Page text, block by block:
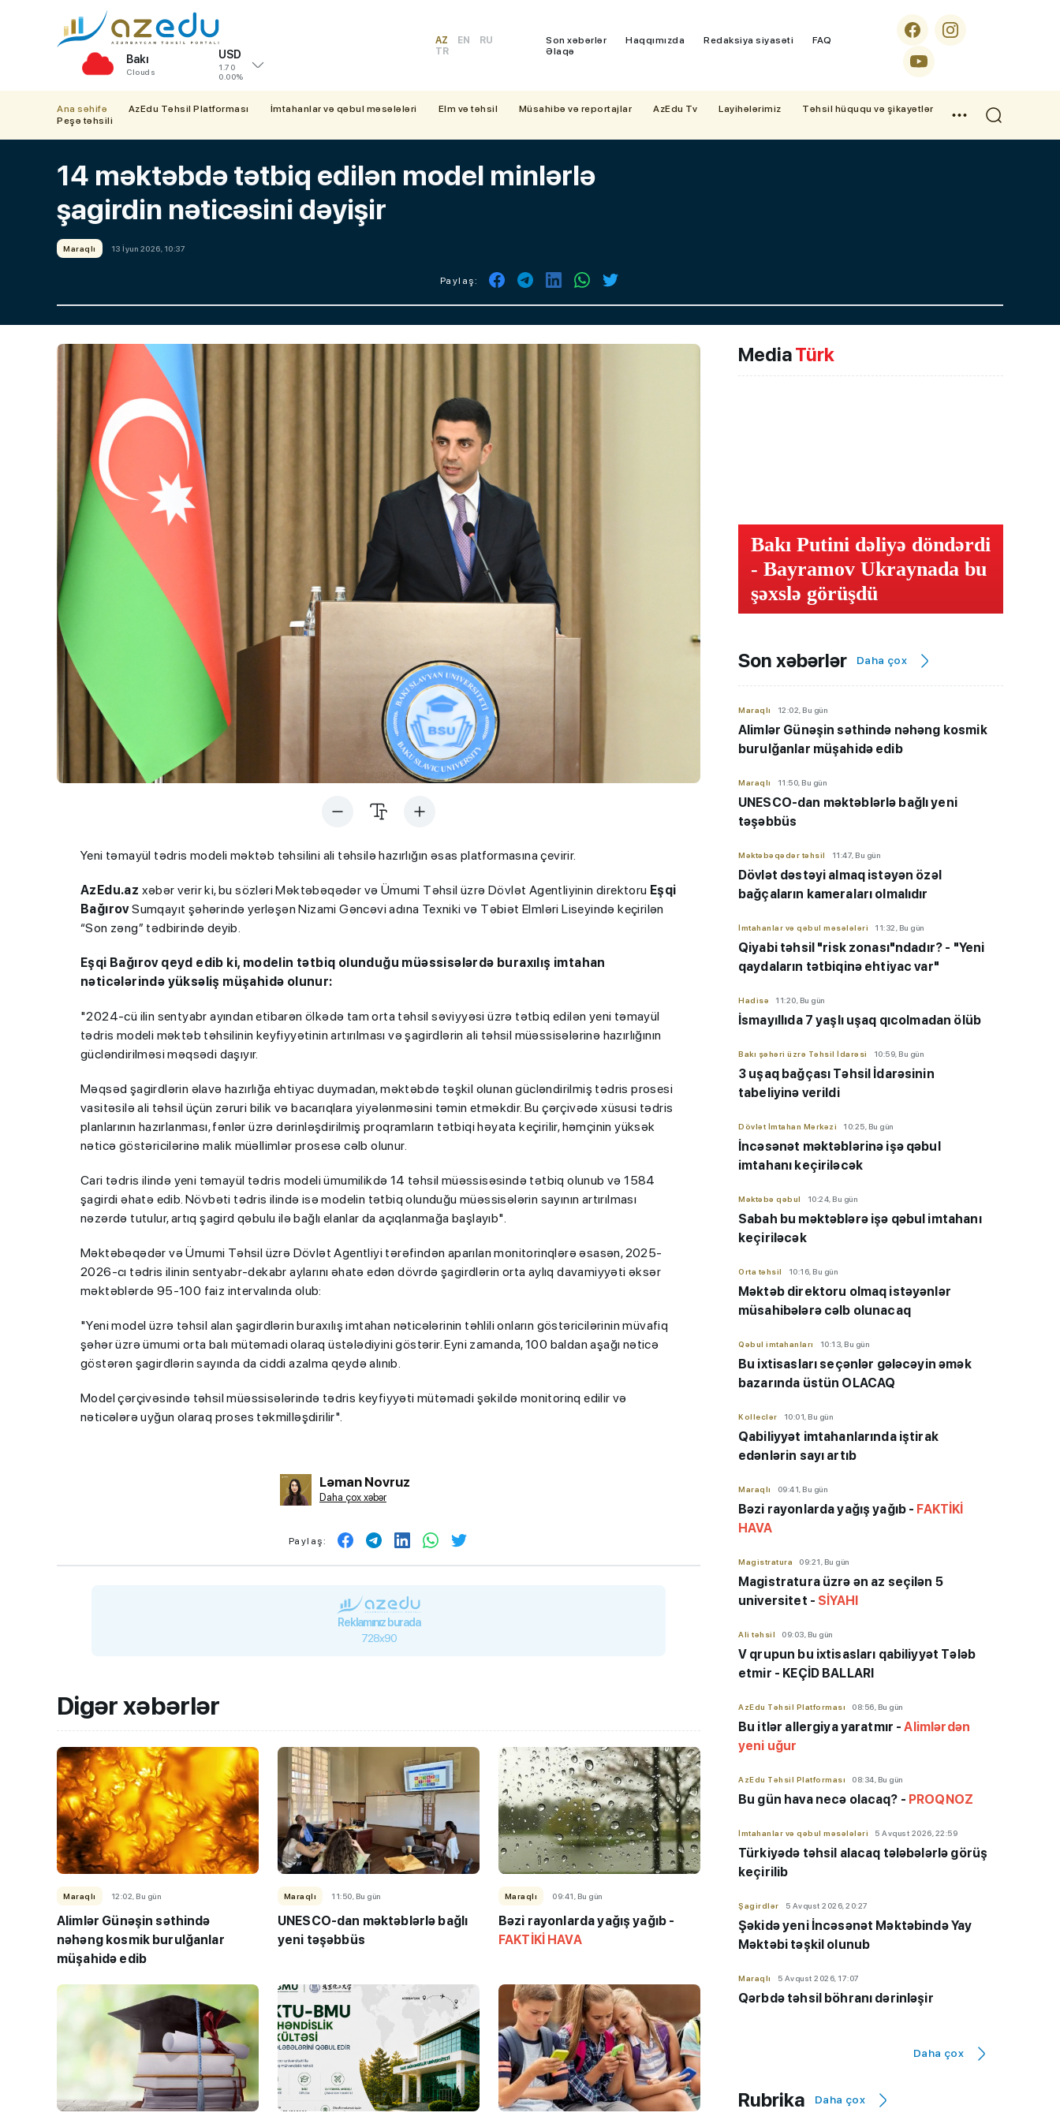
Bakı
Clouds
USD
1.70
0.00%
AZ EN
RU
TR
Son xəbərlər Haqqımızda Redaksiya siyasəti
FAQ
Əlaqə
Ana səhifə AzEdu Təhsil Platforması İmtahanlar və qəbul məsələləri Elm və təhsil Müsahibə və reportajlar AzEdu Tv Layihələrimiz
Təhsil hüququ və şikayətlər
Peşə təhsili
14 məktəbdə tətbiq edilən model minlərlə
şagirdin nəticəsini dəyişir
Maraqlı 13 İyun 2026, 10:37
Paylaş:
Yeni təmayül tədris modeli məktəb təhsilini ali təhsilə hazırlığın əsas platformasına çevirir.
AzEdu.az xəbər verir ki, bu sözləri Məktəbəqədər və Ümumi Təhsil üzrə Dövlət Agentliyinin direktoru Eşqi
BağırovSumqayıt şəhərində yerləşən Nizami Gəncəvi adına Texniki və Təbiət Elmləri Liseyində keçirilən
“Son zəng” tədbirində deyib.
Eşqi Bağırov qeyd edib ki, modelin tətbiq olunduğu müəssisələrdə buraxılış imtahan
nəticələrində yüksəliş müşahidə olunur:
"2024-cü ilin sentyabr ayından etibarən ölkədə tam orta təhsil səviyyəsi üzrə tətbiq edilən yeni təmayül
tədris modeli məktəb təhsilinin keyfiyyətinin artırılması və şagirdlərin ali təhsil müəssisələrinə hazırlığının
gücləndirilməsi məqsədi daşıyır.
Məqsəd şagirdlərin əlavə hazırlığa ehtiyac duymadan, məktəbdə təşkil olunan gücləndirilmiş tədris prosesi
vasitəsilə ali təhsil üçün zəruri bilik və bacarıqlara yiyələnməsini təmin etməkdir. Bu çərçivədə xüsusi tədris
planlarının hazırlanması, fənlər üzrə dərinləşdirilmiş proqramların tətbiqi həyata keçirilir, həmçinin yüksək
nəticə göstəricilərinə malik müəllimlər prosesə cəlb olunur.
Cari tədris ilində yeni təmayül tədris modeli ümumilikdə 14 təhsil müəssisəsində tətbiq olunub və 1584
şagirdi əhatə edib. Növbəti tədris ilində isə modelin tətbiq olunduğu müəssisələrin sayının artırılması
nəzərdə tutulur, artıq şagird qəbulu ilə bağlı elanlar da açıqlanmağa başlayıb".
Məktəbəqədər və Ümumi Təhsil üzrə Dövlət Agentliyi tərəfindən aparılan monitorinqlərə əsasən, 2025-
2026-cı tədris ilinin sentyabr-dekabr aylarını əhatə edən dövrdə şagirdlərin orta aylıq davamiyyəti əksər
məktəblərdə 95-100 faiz intervalında olub:
"Yeni model üzrə təhsil alan şagirdlərin buraxılış imtahan nəticələrinin təhlili onların göstəricilərinin müvafiq
şəhər üzrə ümumi orta balı mütəmadi olaraq üstələdiyini göstərir. Eyni zamanda, 100 baldan aşağı nəticə
göstərən şagirdlərin sayında da ciddi azalma qeydə alınıb.
Model çərçivəsində təhsil müəssisələrində tədris keyfiyyəti mütəmadi şəkildə monitorinq edilir və
nəticələrə uyğun olaraq proses təkmilləşdirilir".
Ləman Novruz
Daha çox xəbər
Paylaş:
Reklamınız burada
728x90
Digər xəbərlər
Maraqlı 12:02, Bu gün
Alimlər Günəşin səthində
nəhəng kosmik burulğanlar
müşahidə edib
Maraqlı 11:50, Bu gün
UNESCO-dan məktəblərlə bağlı
yeni təşəbbüs
Maraqlı 09:41, Bu gün
Bəzi rayonlarda yağış yağıb -
FAKTİKİ HAVA
MediaTürk
Bakı Putini dəliyə döndərdi
- Bayramov Ukraynada bu
şəxslə görüşdü
Son xəbərlər Daha çox
Maraqlı 12:02, Bu gün
Alimlər Günəşin səthində nəhəng kosmik
burulğanlar müşahidə edib
Maraqlı 11:50, Bu gün
UNESCO-dan məktəblərlə bağlı yeni
təşəbbüs
Məktəbəqədər təhsil 11:47, Bu gün
Dövlət dəstəyi almaq istəyən özəl
bağçaların kameraları olmalıdır
İmtahanlar və qəbul məsələləri 11:32, Bu gün
Qiyabi təhsil "risk zonası"ndadır? - "Yeni
qaydaların tətbiqinə ehtiyac var"
Hadisə 11:20, Bu gün
İsmayıllıda 7 yaşlı uşaq qıcolmadan ölüb
Bakı şəhəri üzrə Təhsil İdarəsi 10:59, Bu gün
3 uşaq bağçası Təhsil İdarəsinin
tabeliyinə verildi
Dövlət İmtahan Mərkəzi 10:25, Bu gün
İncəsənət məktəblərinə işə qəbul
imtahanı keçiriləcək
Məktəbə qəbul 10:24, Bu gün
Sabah bu məktəblərə işə qəbul imtahanı
keçiriləcək
Orta təhsil 10:16, Bu gün
Məktəb direktoru olmaq istəyənlər
müsahibələrə cəlb olunacaq
Qəbul imtahanları 10:13, Bu gün
Bu ixtisasları seçənlər gələcəyin əmək
bazarında üstün OLACAQ
Kolleclər 10:01, Bu gün
Qabiliyyət imtahanlarında iştirak
edənlərin sayı artıb
Maraqlı 09:41, Bu gün
Bəzi rayonlarda yağış yağıb - FAKTİKİ
HAVA
Magistratura 09:21, Bu gün
Magistratura üzrə ən az seçilən 5
universitet - SİYAHI
Ali təhsil 09:03, Bu gün
V qrupun bu ixtisasları qabiliyyət Tələb
etmir - KEÇİD BALLARI
AzEdu Təhsil Platforması 08:56, Bu gün
Bu itlər allergiya yaratmır -Alimlərdən
yeni uğur
AzEdu Təhsil Platforması 08:34, Bu gün
Bu gün hava necə olacaq? - PROQNOZ
İmtahanlar və qəbul məsələləri 5 Avqust 2026, 22:59
Türkiyədə təhsil alacaq tələbələrlə görüş
keçirilib
Şagirdlər 5 Avqust 2026, 20:27
Şəkidə yeni İncəsənət Məktəbində Yay
Məktəbi təşkil olunub
Maraqlı 5 Avqust 2026, 17:07
Qərbdə təhsil böhranı dərinləşir
Riyaziyyat fənnindən nəticəsi yüksək
Müəllimlər və elm adamları 5 Avqust 2026, 16:04
Daha çox
Rubrika Daha çox